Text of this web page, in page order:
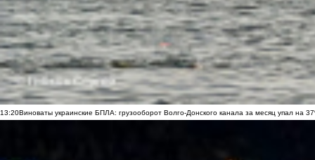
13:20Виноваты украинские БПЛА: грузооборот Волго-Донского канала за месяц упал на